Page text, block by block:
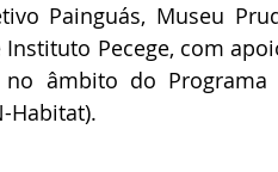
Painguás, Museu
Instituto Pecege, com
no âmbito do
Habitat).